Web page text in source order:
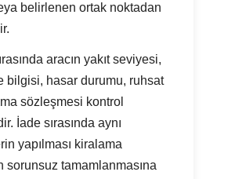
belirlenen ortak noktadan
aracın yakıt seviyesi,
bilgisi, hasar durumu, ruhsat
sözleşmesi kontrol
İade sırasında aynı
yapılması kiralama
sorunsuz tamamlanmasına